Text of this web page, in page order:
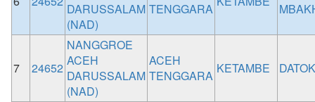
DARUSSALAM
(NAD)
TENGGARA
7 24652
NANGGROE
ACEH
DARUSSALAM
(NAD)
ACEH
TENGGARA KETAMBE